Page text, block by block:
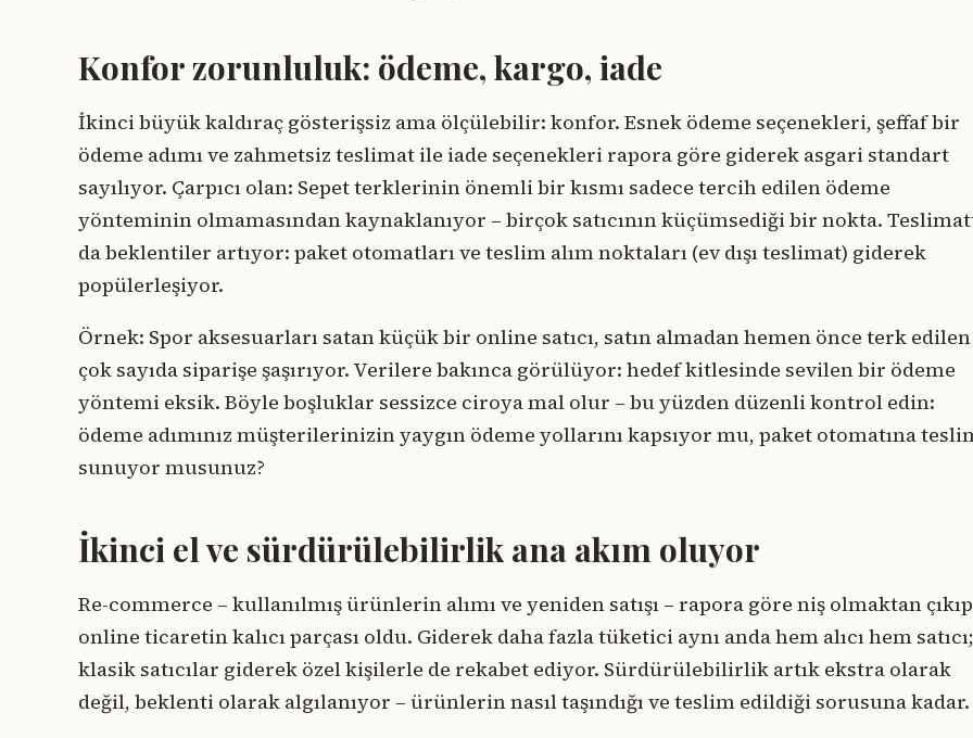
Konfor zorunluluk: ödeme, kargo, iade
İkinci büyük kaldıraç gösterişsiz ama ölçülebilir: konfor. Esnek ödeme seçenekleri, şeffaf bir
ödeme adımı ve zahmetsiz teslimat ile iade seçenekleri rapora göre giderek asgari standart
sayılıyor. Çarpıcı olan: Sepet terklerinin önemli bir kısmı sadece tercih edilen ödeme
yönteminin olmamasından kaynaklanıyor – birçok satıcının küçümsediği bir nokta.
da beklentiler artıyor: paket otomatları ve teslim alım noktaları (ev dışı teslimat) giderek
popülerleşiyor.
Örnek: Spor aksesuarları satan küçük bir online satıcı, satın almadan hemen önce terk edilen
çok sayıda siparişe şaşırıyor. Verilere bakınca görülüyor: hedef kitlesinde sevilen bir ödeme
yöntemi eksik. Böyle boşluklar sessizce ciroya mal olur – bu yüzden düzenli kontrol edin:
ödeme adımınız müşterilerinizin yaygın ödeme yollarını kapsıyor mu, paket otomatına
sunuyor musunuz?
İkinci el ve sürdürülebilirlik ana akım oluyor
Re-commerce – kullanılmış ürünlerin alımı ve yeniden satışı – rapora göre niş olmaktan çıkıp
online ticaretin kalıcı parçası oldu. Giderek daha fazla tüketici aynı anda hem alıcı hem satıcı;
klasik satıcılar giderek özel kişilerle de rekabet ediyor. Sürdürülebilirlik artık ekstra olarak
değil, beklenti olarak algılanıyor – ürünlerin nasıl taşındığı ve teslim edildiği sorusuna kadar.